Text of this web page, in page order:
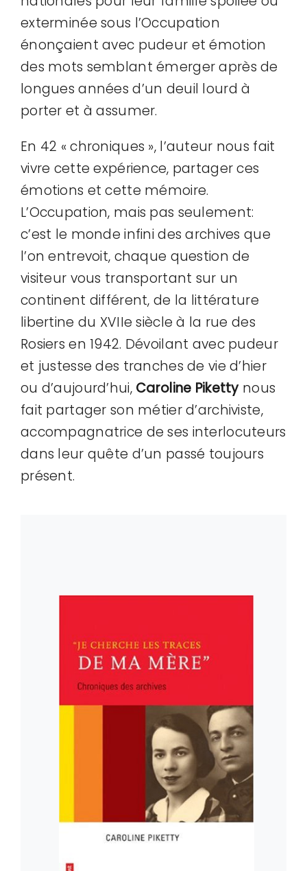
exterminée sous l’Occupation
énonçaient avec pudeur et émotion
des mots semblant émerger après de
longues années d’un deuil lourd à
porter et à assumer.
En 42 « chroniques », l’auteur nous fait
vivre cette expérience, partager ces
émotions et cette mémoire.
L’Occupation, mais pas seulement:
c’est le monde infini des archives que
l’on entrevoit, chaque question de
visiteur vous transportant sur un
continent différent, de la littérature
libertine du XVIIe siècle à la rue des
Rosiers en 1942. Dévoilant avec pudeur
et justesse des tranches de vie d’hier
ou d’aujourd’hui, Caroline Pikettynous
fait partager son métier d’archiviste,
accompagnatrice de ses interlocuteurs
dans leur quête d’un passé toujours
présent.